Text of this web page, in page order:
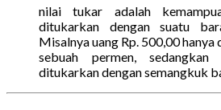
nilai tukar adalah
ditukarkan dengan suatu
Misalnya uang Rp. 500,00
sebuah permen,
ditukarkan dengan semangkuk